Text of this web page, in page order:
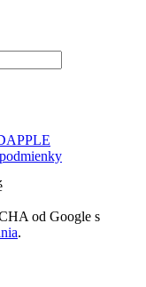
APPLE
od Google s
.